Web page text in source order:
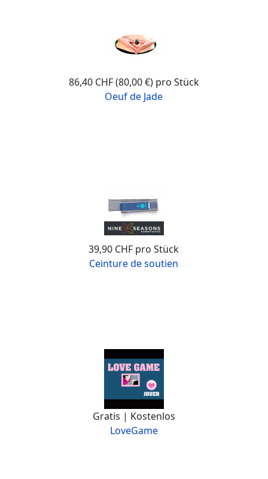
86,40 CHF (80,00 €) pro Stück
Oeuf de Jade
39,90 CHF pro Stück
Ceinture de soutien
Gratis | Kostenlos
LoveGame